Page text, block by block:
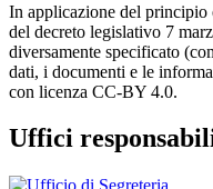
In applicazione del principio
del decreto legislativo 7
diversamente specificato
dati, i documenti e le
con licenza CC-BY 4.0.
Uffici